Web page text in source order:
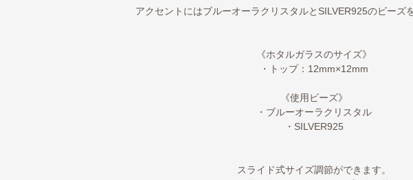
アクセントにはブルーオーラクリスタルとSILVER925のビーズ
《ホタルガラスのサイズ》
・トップ：12mm×12mm
《使用ビーズ》
・ブルーオーラクリスタル
・SILVER925
スライド式サイズ調節ができます。